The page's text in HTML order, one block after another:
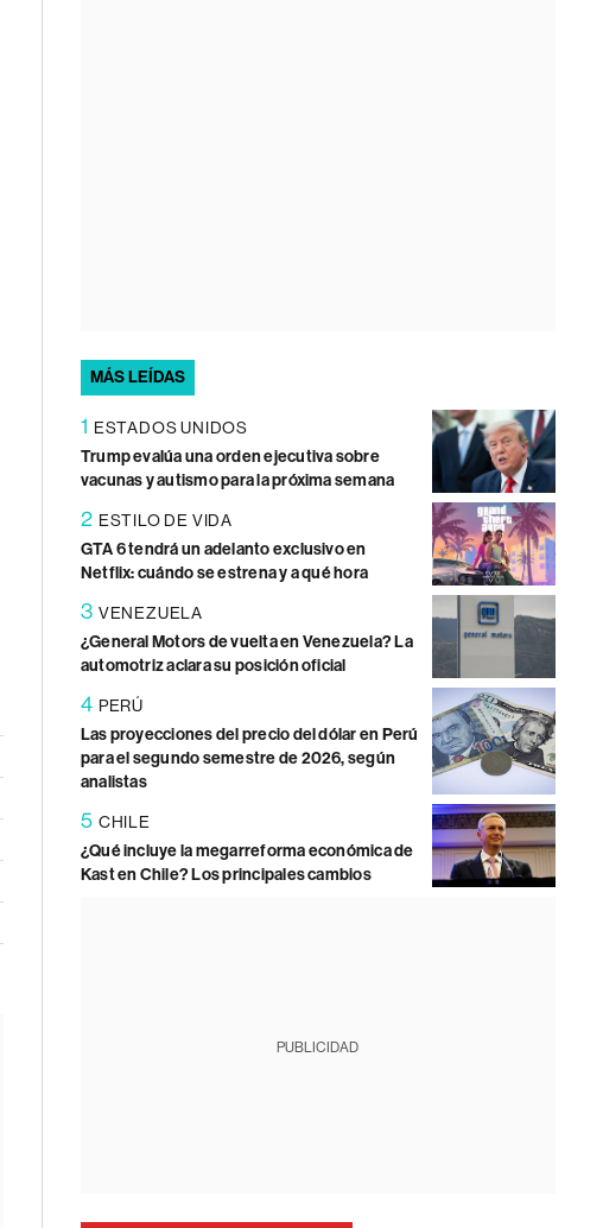
MÁS LEÍDAS
1 ESTADOS UNIDOS
Trump evalúa una orden ejecutiva sobre
vacunas y autismo para la próxima semana
2 ESTILO DE VIDA
GTA 6 tendrá un adelanto exclusivo en
Netflix: cuándo se estrena y a qué hora
3 VENEZUELA
¿General Motors de vuelta en Venezuela? La
automotriz aclara su posición oficial
4 PERÚ
Las proyecciones del precio del dólar en Perú
para el segundo semestre de 2026, según
analistas
5 CHILE
¿Qué incluye la megarreforma económica de
Kast en Chile? Los principales cambios
PUBLICIDAD